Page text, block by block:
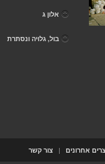
אלון ג
בול, גלויה ונסתרת
אחרונים | צור קשר